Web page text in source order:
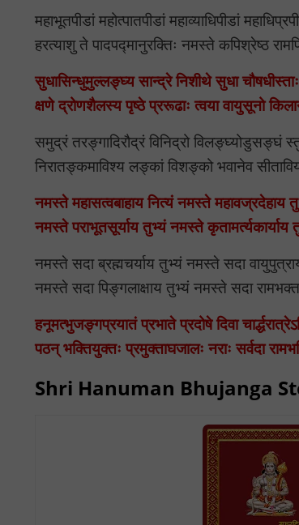
महाभूतपीडां महोत्पातपीडां महाव्याधिपीडां
हरत्याशु ते पादपद्मानुरक्तिः नमस्ते कपिश्रेष्ठ
सुधासिन्धुमुल्लङ्घ्य सान्द्रे निशीथे सुधा चौषधीस्ताः
क्षणे द्रोणशैलस्य पृष्ठे प्ररूढाः त्वया वायुसूनो
समुद्रं तरङ्गादिरौद्रं विनिद्रो विलङ्घ्योडुसङ्घं
निरातङ्कमाविश्य लङ्कां विशङ्को भवानेव
नमस्ते महासत्वबाहाय नित्यं नमस्ते महावज्रदेहाय
नमस्ते पराभूतसूर्याय तुभ्यं नमस्ते
नमस्ते सदा ब्रह्मचर्याय तुभ्यं नमस्ते सदा
नमस्ते सदा पिङ्गलाक्षाय तुभ्यं नमस्ते सदा
हनूमत्भुजङ्गप्रयातं प्रभाते प्रदोषे दिवा
पठन् भक्तियुक्तः प्रमुक्ताघजालः नराः सर्वदा
Shri Hanuman Bhujanga